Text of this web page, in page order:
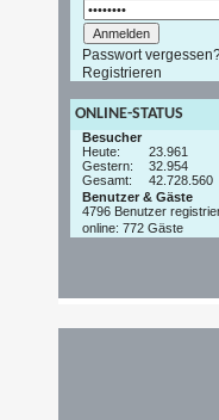
Passwort
Registrieren
ONLINE-STATUS
Besucher
Heute:
23.961
Gestern:
32.954
Gesamt:
42.728.560
Benutzer & Gäste
4796 Benutzer
online: 772 Gäste